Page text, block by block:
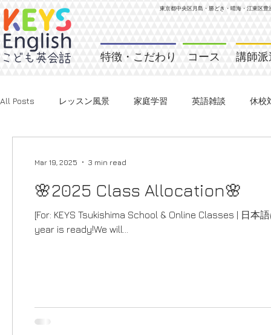
東京都中央区月島・勝どき・晴海・江東区豊
特徴・こだわり コース 講師派
All Posts レッスン風景 家庭学習 英語雑談 休校
🌸2025 Class Allocation🌸
[For: KEYS Tsukishima School & Online Classes | 日
year is ready!We will...
Mar 19, 2025 3 min read